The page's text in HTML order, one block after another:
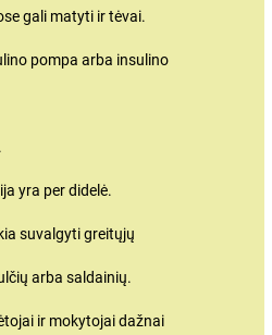
gali matyti ir tėvai.
pompa arba insulino
yra per didelė.
suvalgyti greitųjų
arba saldainių.
ir mokytojai dažnai